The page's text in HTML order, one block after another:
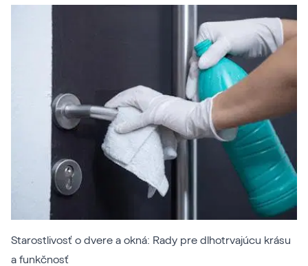
Starostlivosť o dvere a okná: Rady pre dlhotrvajúcu krásu
a funkčnosť